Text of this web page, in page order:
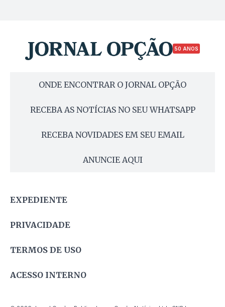
50 ANOS
ONDE ENCONTRAR O JORNAL OPÇÃO
RECEBA AS NOTÍCIAS NO SEU WHATSAPP
RECEBA NOVIDADES EM SEU EMAIL
ANUNCIE AQUI
EXPEDIENTE
PRIVACIDADE
TERMOS DE USO
ACESSO INTERNO